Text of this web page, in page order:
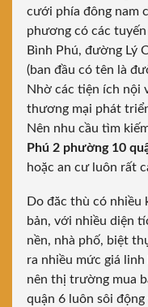
cưới phía đông nam
phương có các
Bình Phú, đường Lý
(ban đầu có tên là
Nhờ các tiện ích nội
thương mại phát
Nên nhu cầu tìm
Phú 2 phường 10
hoặc an cư luôn rất
Do đăc thù có nhiều
bản, với nhiều diện
nền, nhà phố, biệt
ra nhiều mức giá
nên thị trường mua
quận 6 luôn sôi